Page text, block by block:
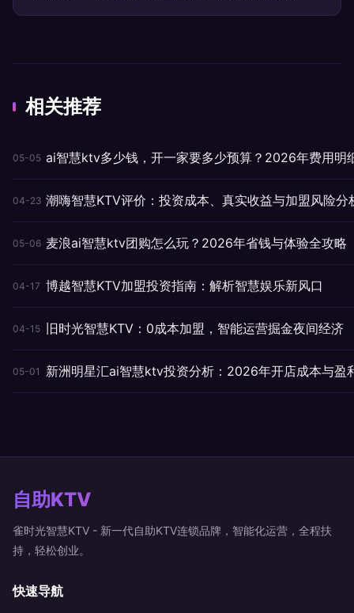
相关推荐
05-05 ai智慧ktv多少钱，开一家要多少预算？2026年费用明
04-23 潮嗨智慧KTV评价：投资成本、真实收益与加盟风险分
05-06 麦浪ai智慧ktv团购怎么玩？2026年省钱与体验全攻略
04-17 博越智慧KTV加盟投资指南：解析智慧娱乐新风口
04-15 旧时光智慧KTV：0成本加盟，智能运营掘金夜间经济
05-01 新洲明星汇ai智慧ktv投资分析：2026年开店成本与盈
自助KTV
雀时光智慧KTV - 新一代自助KTV连锁品牌，智能化运营，全程扶
持，轻松创业。
快速导航